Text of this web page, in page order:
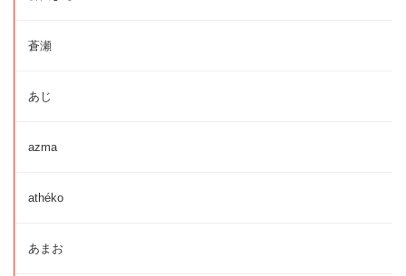
蒼瀬
あじ
azma
athéko
あまお